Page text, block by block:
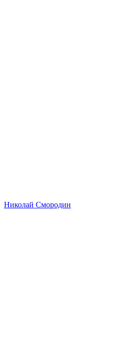
Николай Смородин